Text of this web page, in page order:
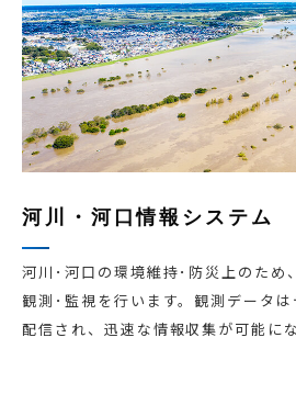
河川・河口情報システム
河川･河口の環境維持･防災上のため
観測･監視を行います。観測データ
配信され、迅速な情報収集が可能に